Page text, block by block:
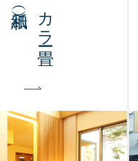
カラー畳